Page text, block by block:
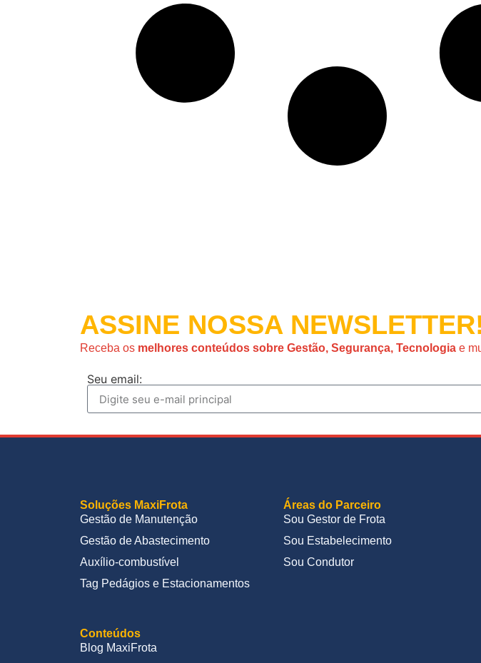
ASSINE NOSSANEWSLETTER!
Receba os melhores conteúdos sobre Gestão, Segurança, Tecnologia e
Seu email:
Soluções MaxiFrota
Gestão de Manutenção
Gestão de Abastecimento
Auxílio-combustível
Tag Pedágios e Estacionamentos
Conteúdos
Blog MaxiFrota
Áreas do Parceiro
Sou Gestor de Frota
Sou Estabelecimento
Sou Condutor